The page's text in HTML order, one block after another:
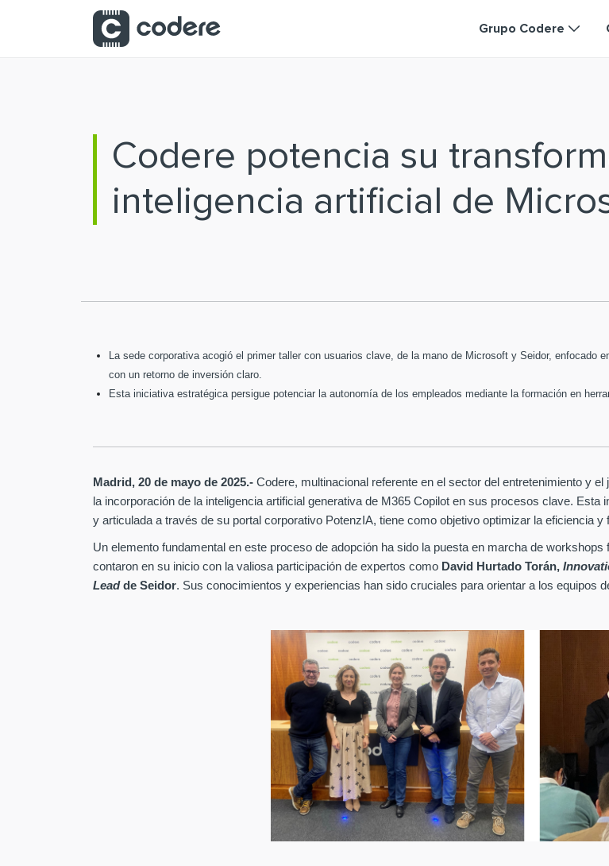
Saltar al contenido principal
Grupo Codere
Codere potencia su
inteligencia artificial de
La sede corporativa acogió el primer taller con usuarios clave, de la mano de Microsoft y Seidor,
con un retorno de inversión claro.
Esta iniciativa estratégica persigue potenciar la autonomía de los empleados mediante la formación en
Madrid, 20 de mayo de 2025.- Codere, multinacional referente en el sector del entretenimiento y
la incorporación de la inteligencia artificial generativa de M365 Copilot en sus procesos clave.
y articulada a través de su portal corporativo PotenzIA, tiene como objetivo optimizar la eficiencia y
Un elemento fundamental en este proceso de adopción ha sido la puesta en marcha de
contaron en su inicio con la valiosa participación de expertos como David Hurtado Torán,
Leadde Seidor. Sus conocimientos y experiencias han sido cruciales para orientar a los equipos